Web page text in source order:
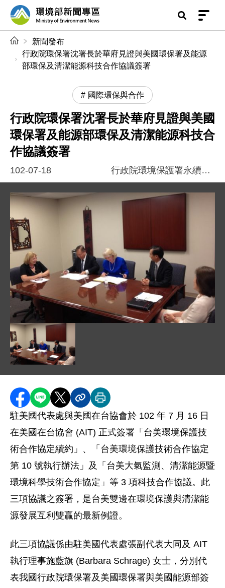
前往中央內容區塊
環境部新聞專區
新聞發布
行政院環保署沈署長於華府見證與美國環保署及能源
部環保及清潔能源科技合作協議簽署
國際環保與合作
行政院環保署沈署長於華府見證與美國
環保署及能源部環保及清潔能源科技合
作協議簽署
102-07-18 行政院環境保護署永續發展室
圖片說明：美國能源部副助理部長 Phyllis Yoshida (
分享至 Facebook
分享到 LINE
分享到 X分享內容連結
列印本頁
駐美國代表處與美國在台協會於 102 年 7 月 16 日
在美國在台協會 (AIT) 正式簽署「台美環境保護技
術合作協定續約」、「台美環境保護技術合作協定
第 10 號執行辦法」及「台美大氣監測、清潔能源暨
環境科學技術合作協定」等 3 項科技合作協議。此
三項協議之簽署，是台美雙邊在環境保護與清潔能
源發展互利雙贏的最新例證。
此三項協議係由駐美國代表處張副代表大同及 AIT
執行理事施藍旗 (Barbara Schrage) 女士，分別代
表我國行政院環保署及美國環保署與美國能源部簽